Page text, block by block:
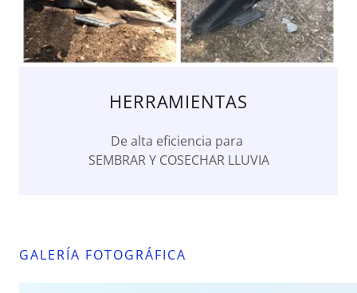
HERRAMIENTAS
De alta eficiencia para
SEMBRAR Y COSECHAR LLUVIA
GALERÍA FOTOGRÁFICA